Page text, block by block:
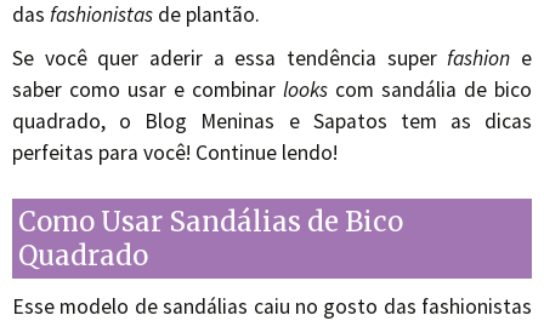
das fashionistas de plantão.
Se você quer aderir a essa tendência superfashion e
saber como usar e combinar looks com sandália de bico
quadrado, o Blog Meninas e Sapatos tem as dicas
perfeitas para você! Continue lendo!
Como Usar Sandálias de Bico
Quadrado
Esse modelo de sandálias caiu no gosto das fashionistas